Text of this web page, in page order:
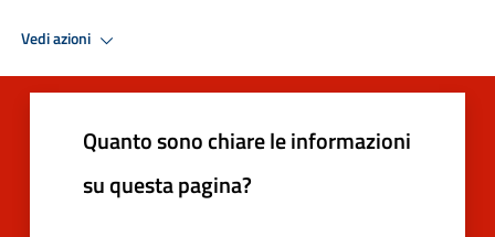
Vedi azioni
Quanto sono chiare le informazioni
su questa pagina?